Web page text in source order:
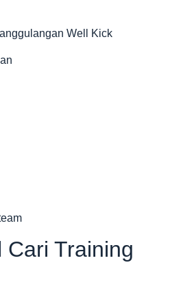
Well Kick
Training